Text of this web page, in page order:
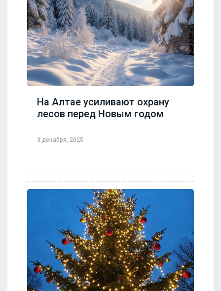
На Алтае усиливают охрану
лесов перед Новым годом
3 декабря, 2025